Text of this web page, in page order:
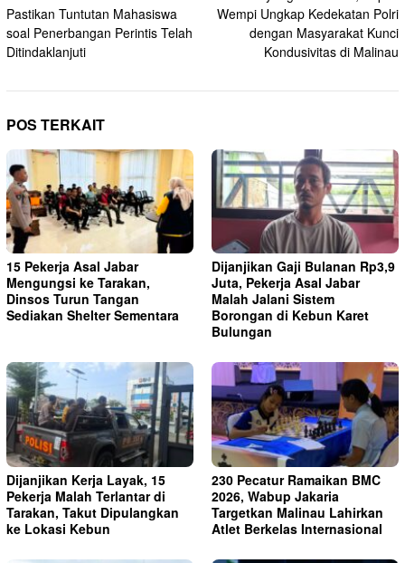
Pastikan Tuntutan Mahasiswa
soal Penerbangan Perintis Telah
Ditindaklanjuti
Wempi Ungkap Kedekatan Polri
dengan Masyarakat Kunci
Kondusivitas di Malinau
POS TERKAIT
15 Pekerja Asal Jabar
Mengungsi ke Tarakan,
Dinsos Turun Tangan
Sediakan Shelter Sementara
Dijanjikan Gaji Bulanan Rp3,9
Juta, Pekerja Asal Jabar
Malah Jalani Sistem
Borongan di Kebun Karet
Bulungan
Dijanjikan Kerja Layak, 15
Pekerja Malah Terlantar di
Tarakan, Takut Dipulangkan
ke Lokasi Kebun
230 Pecatur Ramaikan BMC
2026, Wabup Jakaria
Targetkan Malinau Lahirkan
Atlet Berkelas Internasional